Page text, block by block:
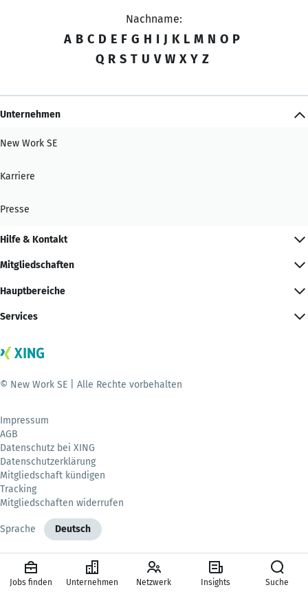
Nachname:
A B C D E F G H I J K L M N O P
Q R S T U V W X Y Z
Unternehmen
New Work SE
Karriere
Presse
Hilfe & Kontakt
Mitgliedschaften
Hauptbereiche
Services
© New Work SE | Alle Rechte vorbehalten
Impressum
AGB
Datenschutz bei XING
Datenschutzerklärung
Mitgliedschaft kündigen
Tracking
Mitgliedschaften widerrufen
Sprache Deutsch
Jobs finden Unternehmen Netzwerk Insights Suche